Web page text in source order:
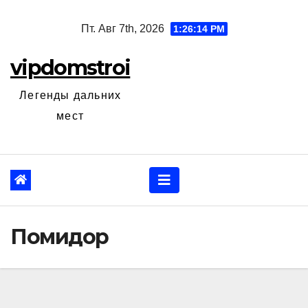
Пт. Авг 7th, 2026 1:26:15 PM
vipdomstroi
Легенды дальних
мест
Помидор